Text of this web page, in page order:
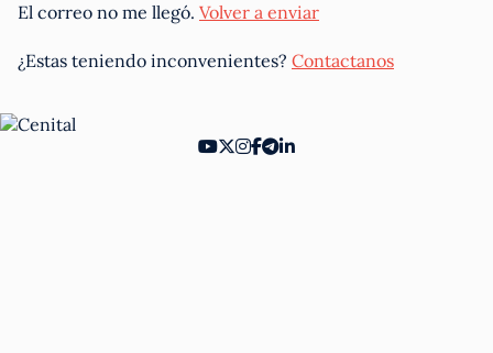
El correo no me llegó. Volver a enviar
¿Estas teniendo inconvenientes? Contactanos